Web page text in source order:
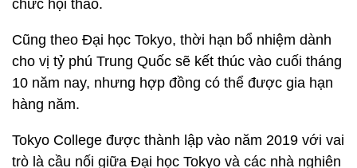
chức hội thảo.
Cũng theo Đại học Tokyo, thời hạn bổ nhiệm dành
cho vị tỷ phú Trung Quốc sẽ kết thúc vào cuối tháng
10 năm nay, nhưng hợp đồng có thể được gia hạn
hàng năm.
Tokyo College được thành lập vào năm 2019 với vai
trò là cầu nối giữa Đại học Tokyo và các nhà nghiên